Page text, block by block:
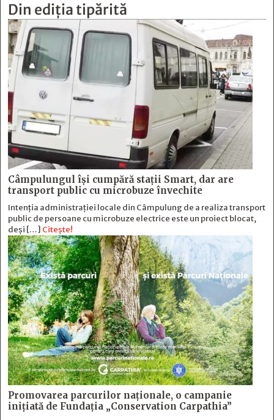
Din ediția tipărită
Câmpulungul îşi cumpără staţii Smart, dar are
transport public cu microbuze învechite
Intenția administrației locale din Câmpulung de a realiza transport
public de persoane cu microbuze electrice este un proiect blocat,
deși […] Citește!
Promovarea parcurilor naționale, o campanie
inițiată de Fundația „Conservation Carpathia”